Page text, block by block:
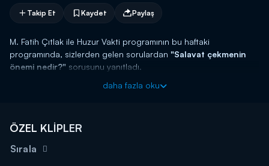
Takip Et Kaydet Paylaş
M. Fatih Çıtlak ile Huzur Vakti programının bu haftaki
programında, sizlerden gelen sorulardan "Salavat çekmenin
önemi nedir?" sorusunu yanıtladı.
daha fazla oku
ÖZEL KLİPLER
Sırala